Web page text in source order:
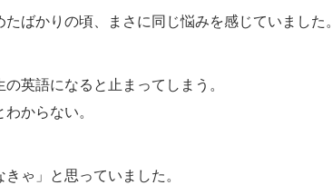
ばかりの頃、まさに同じ悩みを感じていました。
英語になると止まってしまう。
からない。
ゃ」と思っていました。